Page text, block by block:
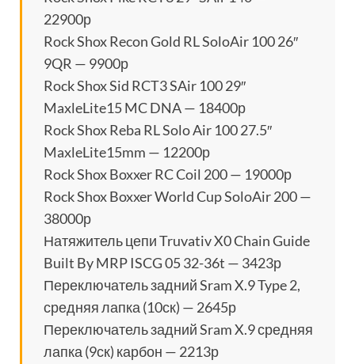
22900р
Rock Shox Recon Gold RL SoloAir 100 26″
9QR — 9900р
Rock Shox Sid RCT3 SAir 100 29″
MaxleLite15 MC DNA — 18400р
Rock Shox Reba RL Solo Air 100 27.5″
MaxleLite15mm — 12200р
Rock Shox Boxxer RC Coil 200 — 19000р
Rock Shox Boxxer World Cup SoloAir 200 —
38000р
Натяжитель цепи Truvativ X0 Chain Guide
Built By MRP ISCG 05 32-36t — 3423р
Переключатель задний Sram X.9 Type 2,
средняя лапка (10ск) — 2645р
Переключатель задний Sram X.9 средняя
лапка (9ск) карбон — 2213р